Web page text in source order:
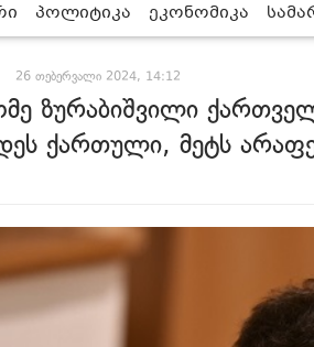
პოლიტიკა ეკონომიკა
26 თებერვალი 2024, 14:12
ზურაბიშვილი
ქართული, მეტს